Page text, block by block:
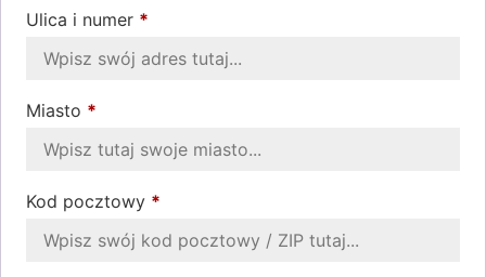
Ulica i numer *
Miasto *
Kod pocztowy *